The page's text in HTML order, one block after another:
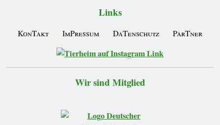
Links
KonTakt ImPressum DaTenschutz ParTner
Wir sind Mitglied